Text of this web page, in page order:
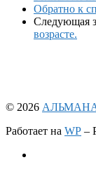
Обратно к
Следующая
возрасте.
© 2026
Работает на WP –